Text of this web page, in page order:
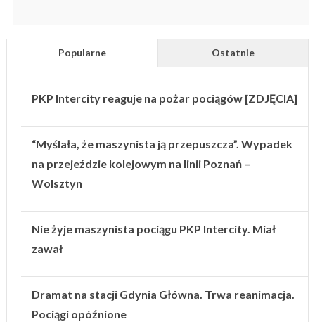
Popularne Ostatnie
PKP Intercity reaguje na pożar pociągów [ZDJĘCIA]
“Myślała, że maszynista ją przepuszcza”. Wypadek
na przejeździe kolejowym na linii Poznań –
Wolsztyn
Nie żyje maszynista pociągu PKP Intercity. Miał
zawał
Dramat na stacji Gdynia Główna. Trwa reanimacja.
Pociągi opóźnione